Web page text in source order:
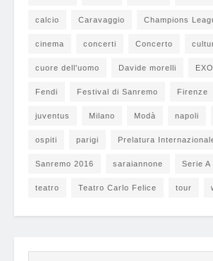
calcio Caravaggio Champions
cinema concerti Concerto
cuore dell'uomo Davide morelli EXO
Fendi Festival di Sanremo Firenze
juventus Milano Modà napoli
ospiti parigi Prelatura
Sanremo 2016 saraiannone Serie A
teatro Teatro Carlo Felice tour